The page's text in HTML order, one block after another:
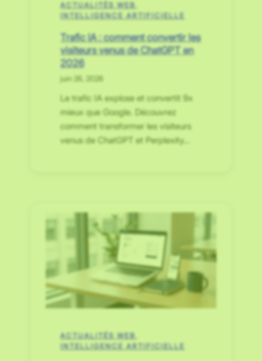
ACTUALITÉS WEB
INTELLIGENCE ARTIFICIELLE
Trafic IA : comment convertir les
visiteurs venus de ChatGPT en
2026
juin 26, 2026
Le trafic IA explose et convertit 9x
mieux que Google. Découvrez
comment transformer les visiteurs
venus de ChatGPT et Perplexity…
ACTUALITÉS WEB
INTELLIGENCE ARTIFICIELLE